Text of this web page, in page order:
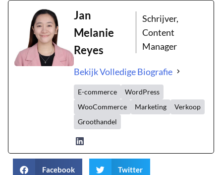
Jan
Melanie
Reyes
Schrijver,
Content
Manager
Bekijk Volledige Biografie
E-commerce
WordPress
WooCommerce
Marketing
Verkoop
Groothandel
Facebook Twitter